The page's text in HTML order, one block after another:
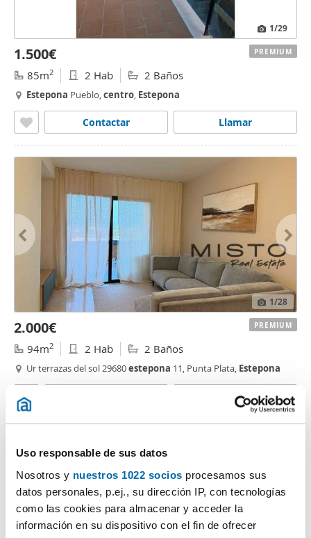
Uso responsable de sus datos
Nosotros y nuestros 1022 socios procesamos sus
datos personales, p.ej., su dirección IP, con tecnologías
como las cookies para almacenar y acceder la
información en su dispositivo con el fin de ofrecer
1/29
1.500€
85m2 2 Hab 2 Baños
Estepona Pueblo,centro, Estepona
Llamar
Contactar
PREMIUM
1/28
2.000€
94m2 2 Hab 2 Baños
Ur terrazas del sol 29680estepona 11, Punta Plata, Estepona
Llamar
PREMIUM